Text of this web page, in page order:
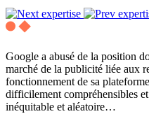
Google a abusé de la position
marché de la publicité liée aux
fonctionnement de sa
difficilement compréhensibles
inéquitable et aléatoire…